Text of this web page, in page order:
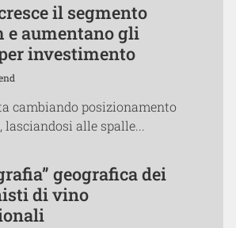
il segmento
e aumentano gli
investimento
cambiando posizionamento
lasciandosi alle spalle...
geografica dei
di vino